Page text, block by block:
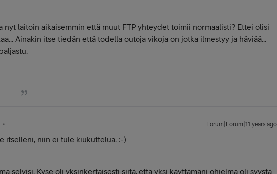
nyt laitoin aikaisemmin että muut FTP yhteydet toimii normaalisti? Ettei olisi
Ainakin itse tiedän että todella outoja vikoja on jotka ilmestyy ja häviää...
Forum|Forum|11 years ago
itselleni, niin ei tule kiukuttelua. :-)
selvisi. Kyse oli yksinkertaisesti siitä, että yksi käyttämäni ohjelma oli syystä